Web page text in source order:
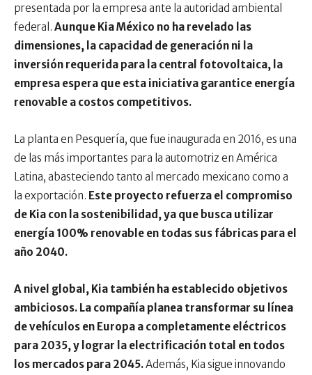
presentada por la empresa ante la autoridad ambiental
federal. Aunque Kia México no ha revelado las
dimensiones, la capacidad de generación ni la
inversión requerida para la central fotovoltaica, la
empresa espera que esta iniciativa garantice energía
renovable a costos competitivos.
La planta en Pesquería, que fue inaugurada en 2016, es una
de las más importantes para la automotriz en América
Latina, abasteciendo tanto al mercado mexicano como a
la exportación. Este proyecto refuerza el compromiso
de Kia con la sostenibilidad, ya que busca utilizar
energía 100% renovable en todas sus fábricas para el
año 2040.
A nivel global, Kia también ha establecido objetivos
ambiciosos. La compañía planea transformar su línea
de vehículos en Europa a completamente eléctricos
para 2035, y lograr la electrificación total en todos
los mercados para 2045.Además, Kia sigue innovando